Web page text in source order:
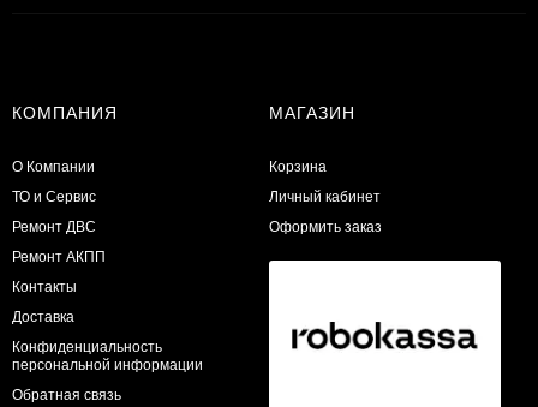
КОМПАНИЯ
О Компании
ТО и Сервис
​Ремонт ДВС
Ремонт АКПП
Контакты
Доставка
Конфиденциальность
персональной информации
Обратная связь
МАГАЗИН
Корзина
Личный кабинет
Оформить заказ